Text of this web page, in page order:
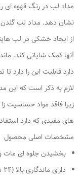
مداد لب در رنگ قهوه ای
نشان دهد. مداد لب گلدن
از ایجاد خشکی در لب
آنها کمک شایانی کند.
دارد قابلیت این را دارد
لازم به ذکر است که این
زیرا فاقد مواد حساسیت
های مفیدی که دارد
مشخصات اصلی محصول
بخشیدن جلوه ای مات
دارای ماندگاری بالا (24 ساعته)